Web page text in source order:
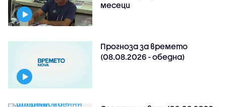
месеци
Прогноза за времето
(08.08.2026 - обедна)